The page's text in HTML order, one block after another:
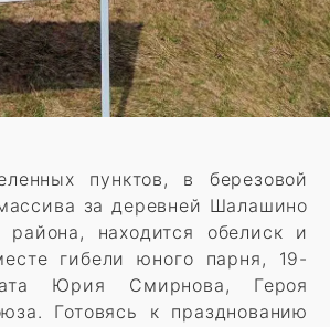
пунктов, в березовой
за деревней Шалашино
района, находится обелиск и
гибели юного парня, 19-
Юрия Смирнова, Героя
Готовясь к празднованию